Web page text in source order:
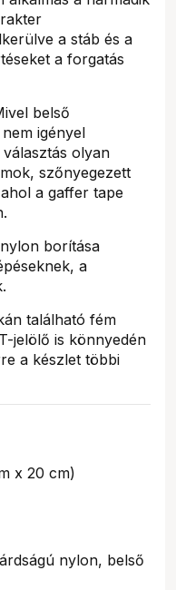
a stáb és a
a forgatás
belső
igényel
olyan
szőnyegezett
a gaffer tape
borítása
a
található fém
jelölő is könnyedén
a készlet többi
x 20 cm)
nylon, belső